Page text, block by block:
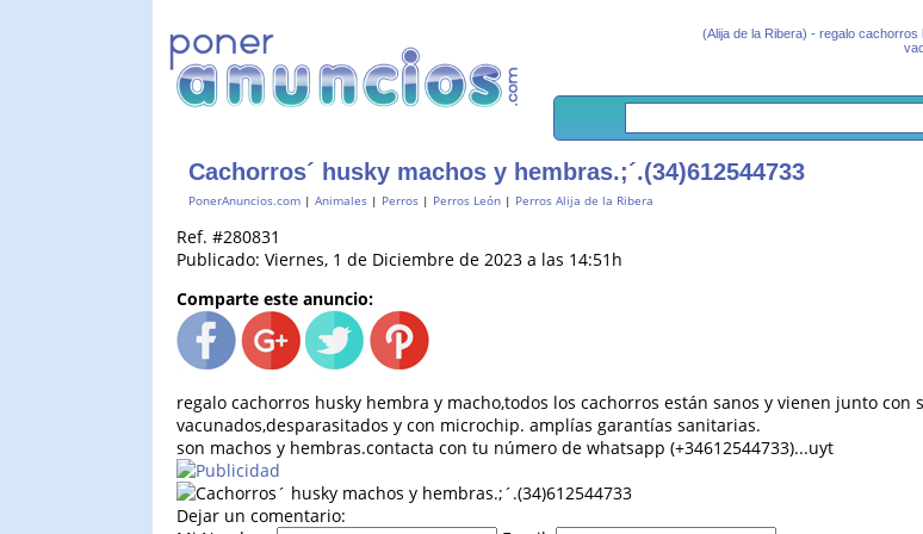
(Alija de la Ribera) - regalo
Cachorros´ husky machos y hembras.;´.(34)612544733
PonerAnuncios.com | Animales | Perros | Perros León | Perros Alija de la Ribera
Ref. #280831
Publicado: Viernes, 1 de Diciembre de 2023 a las 14:51h
Comparte este anuncio:
regalo cachorros husky hembra y macho,todos los cachorros están sanos y vienen junto con
vacunados,desparasitados y con microchip. amplías garantías sanitarias.
son machos y hembras.contacta con tu número de whatsapp (+34612544733)...uyt
Dejar un comentario: